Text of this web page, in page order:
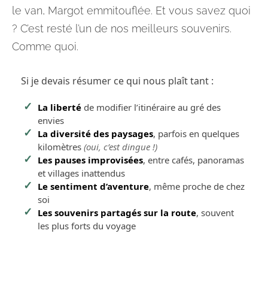
le van, Margot emmitouflée. Et vous savez quoi
? C’est resté l’un de nos meilleurs souvenirs.
Comme quoi.
Si je devais résumer ce qui nous plaît tant :
La liberté de modifier l’itinéraire au gré des
envies
La diversité des paysages, parfois en quelques
kilomètres (oui, c’est dingue !)
Les pauses improvisées, entre cafés, panoramas
et villages inattendus
Le sentiment d’aventure, même proche de chez
soi
Les souvenirs partagés sur la route, souvent
les plus forts du voyage